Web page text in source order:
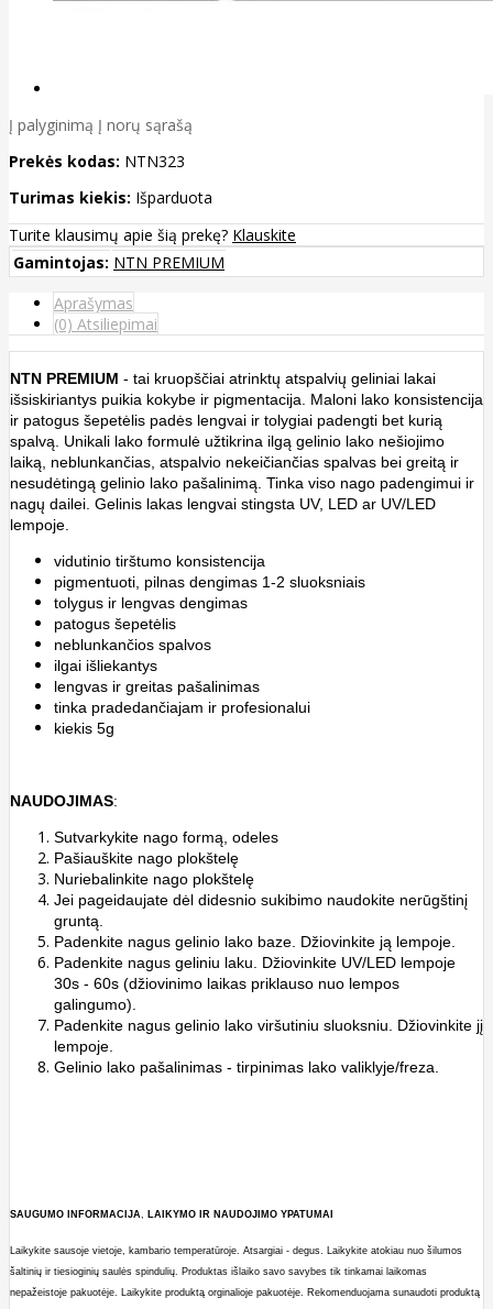
Į palyginimą Į norų sąrašą
Prekės kodas: NTN323
Turimas kiekis: Išparduota
Turite klausimų apie šią prekę? Klauskite
Gamintojas: NTN PREMIUM
Aprašymas
(0) Atsiliepimai
NTN PREMIUM - tai kruopščiai atrinktų atspalvių geliniai lakai
išsiskiriantys puikia kokybe ir pigmentacija. Maloni lako konsistencija
ir patogus šepetėlis padės lengvai ir tolygiai padengti bet kurią
spalvą. Unikali lako formulė užtikrina ilgą gelinio lako nešiojimo
laiką, neblunkančias, atspalvio nekeičiančias spalvas bei greitą ir
nesudėtingą gelinio lako pašalinimą. Tinka viso nago padengimui ir
nagų dailei. Gelinis lakas lengvai stingsta UV, LED ar UV/LED
lempoje.
vidutinio tirštumo konsistencija
pigmentuoti, pilnas dengimas 1-2 sluoksniais
tolygus ir lengvas dengimas
patogus šepetėlis
neblunkančios spalvos
ilgai išliekantys
lengvas ir greitas pašalinimas
tinka pradedančiajam ir profesionalui
kiekis 5g
NAUDOJIMAS:
Sutvarkykite nago formą, odeles
Pašiauškite nago plokštelę
Nuriebalinkite nago plokštelę
Jei pageidaujate dėl didesnio sukibimo naudokite nerūgštinį
gruntą.
Padenkite nagus gelinio lako baze. Džiovinkite ją lempoje.
Padenkite nagus geliniu laku. Džiovinkite UV/LED lempoje
30s - 60s (džiovinimo laikas priklauso nuo lempos
galingumo).
Padenkite nagus gelinio lako viršutiniu sluoksniu. Džiovinkite jį
lempoje.
Gelinio lako pašalinimas - tirpinimas lako valiklyje/freza.
SAUGUMO INFORMACIJA, LAIKYMO IR NAUDOJIMO YPATUMAI
Laikykite sausoje vietoje, kambario temperatūroje. Atsargiai - degus. Laikykite atokiau nuo šilumos
šaltinių ir tiesioginių saulės spindulių. Produktas išlaiko savo savybes tik tinkamai laikomas
nepažeistoje pakuotėje. Laikykite produktą orginalioje pakuotėje. Rekomenduojama sunaudoti produktą